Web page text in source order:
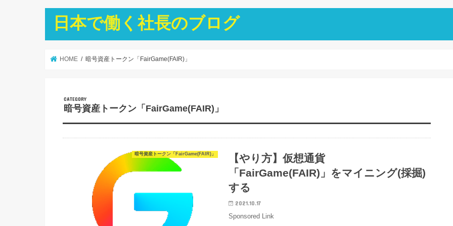
日本で働く社長のブログ
HOME 暗号資産トークン「FairGame(FAIR)」
暗号資産トークン「FairGame(FAIR)」
暗号資産トークン「FairGame(FAIR)」
【やり方】仮想通貨
「FairGame(FAIR)」をマイニング(採掘)
する
2021.10.17
Sponsored Link